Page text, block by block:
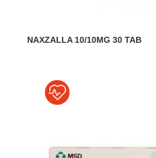
NAXZALLA 10/10MG 30 TAB